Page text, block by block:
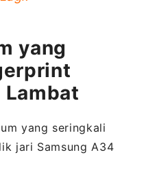
yang
Lambat
yang seringkali
jari Samsung A34